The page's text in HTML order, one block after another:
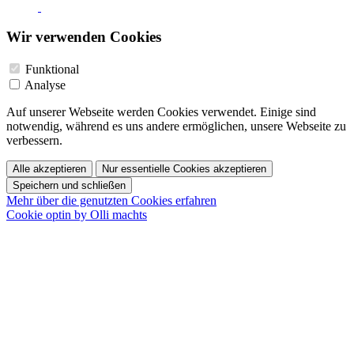
Wir verwenden Cookies
Funktional
Analyse
Auf unserer Webseite werden Cookies verwendet. Einige sind
notwendig, während es uns andere ermöglichen, unsere Webseite zu
verbessern.
Alle akzeptieren
Nur essentielle Cookies akzeptieren
Speichern und schließen
Mehr über die genutzten Cookies erfahren
Cookie optin by Olli machts